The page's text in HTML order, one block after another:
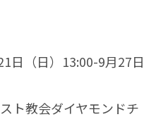
日（日）13:00-9月27日
ト教会ダイヤモンドチ